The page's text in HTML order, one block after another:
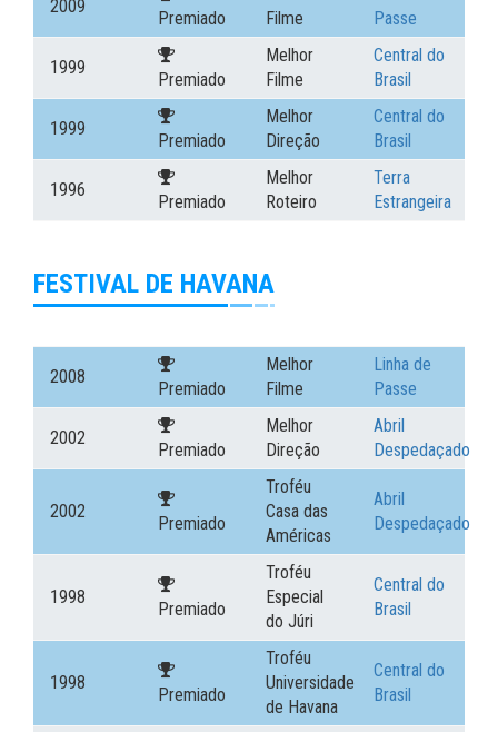
2009
Premiado
Filme
Passe
1999
Premiado
Melhor
Filme
Central do
Brasil
1999
Premiado
Melhor
Direção
Central do
Brasil
1996
Premiado
Melhor
Roteiro
Terra
Estrangeira
FESTIVAL DE HAVANA
2008
Premiado
Melhor
Filme
Linha de
Passe
2002
Premiado
Melhor
Direção
Abril
Despedaçado
2002
Premiado
Troféu
Casa das
Américas
Abril
Despedaçado
1998
Premiado
Troféu
Especial
do Júri
Central do
Brasil
1998
Premiado
Troféu
Universidade
de Havana
Central do
Brasil